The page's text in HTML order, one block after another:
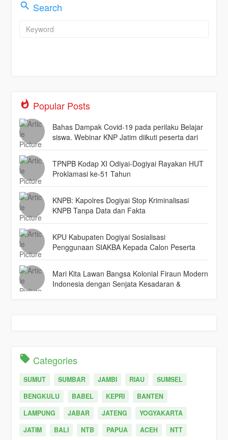
Search
Popular Posts
Bahas Dampak Covid-19 pada perilaku Belajar
siswa. Webinar KNP Jatim diikuti peserta dari
seluruh Indonesia.
TPNPB Kodap XI Odiyai-Dogiyai Rayakan HUT
Proklamasi ke-51 Tahun
KNPB: Kapolres Dogiyai Stop Kriminalisasi
KNPB Tanpa Data dan Fakta
KPU Kabupaten Dogiyai Sosialisasi
Penggunaan SIAKBA Kepada Calon Peserta
PPK dan PPS
Mari Kita Lawan Bangsa Kolonial Firaun Modern
Indonesia dengan Senjata Kesadaran &
Categories
SUMUT SUMBAR JAMBI RIAU
SUMSEL
BENGKULU
BABEL KEPRI
BANTEN
LAMPUNG
JABAR JATENG
YOGYAKARTA
JATIM
BALI NTB PAPUA ACEH NTT